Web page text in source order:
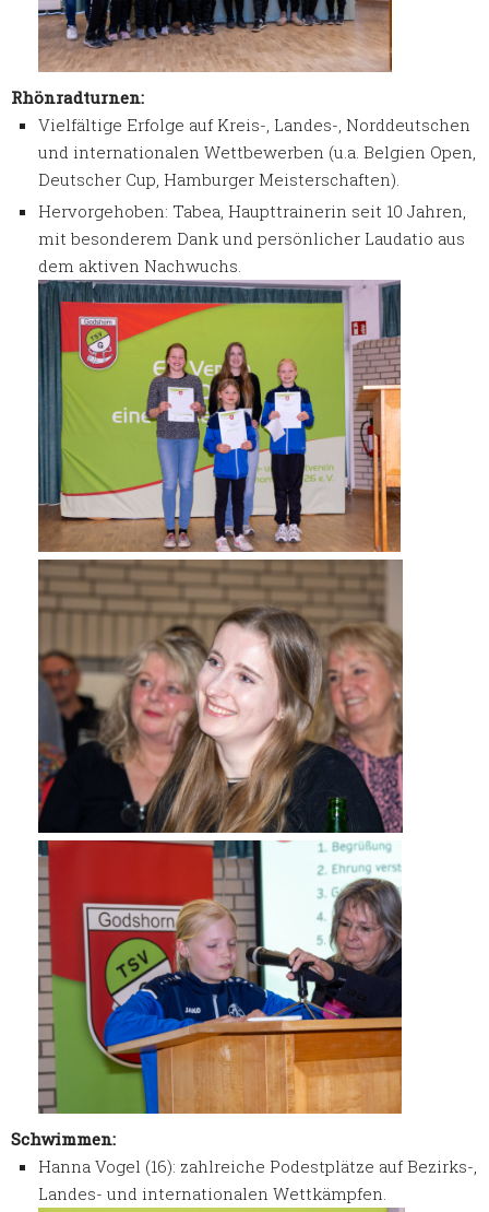
Rhönradturnen:
Vielfältige Erfolge auf Kreis-, Landes-, Norddeutschen
und internationalen Wettbewerben (u.a. Belgien Open,
Deutscher Cup, Hamburger Meisterschaften).
Hervorgehoben: Tabea, Haupttrainerin seit 10 Jahren,
mit besonderem Dank und persönlicher Laudatio aus
dem aktiven Nachwuchs.
Schwimmen:
Hanna Vogel (16): zahlreiche Podestplätze auf Bezirks-,
Landes- und internationalen Wettkämpfen.